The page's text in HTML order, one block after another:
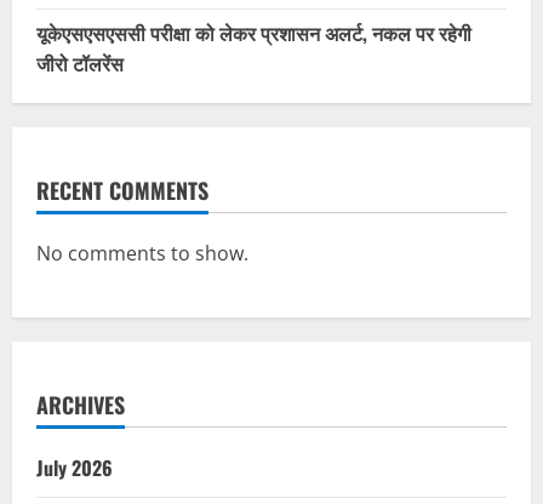
यूकेएसएसएससी परीक्षा को लेकर प्रशासन अलर्ट, नकल पर रहेगी
जीरो टॉलरेंस
RECENT COMMENTS
No comments to show.
ARCHIVES
July 2026